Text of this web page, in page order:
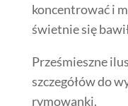
koncentrować i
świetnie się
Prześmieszne
szczegółów do
rymowanki.